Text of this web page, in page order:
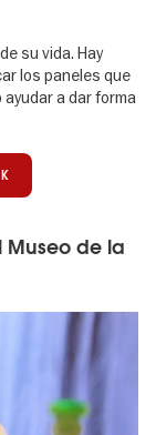
su vida. Hay
los paneles que
a dar forma
Museo de la